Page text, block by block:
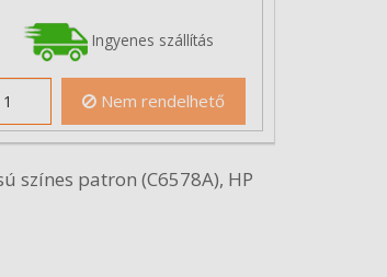
Ingyenes szállítás
Nem rendelhető
színes patron (C6578A), HP